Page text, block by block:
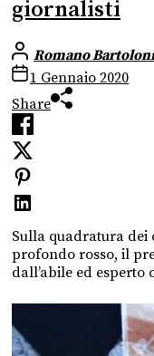
giornalisti
Romano Bartoloni
1 Gennaio 2020
Share
Sulla quadratura dei
profondo rosso, il
dall’abile ed esperto